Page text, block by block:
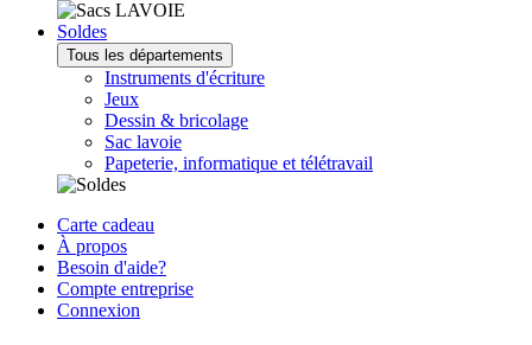
Soldes
Tous les départements
Instruments d'écriture
Jeux
Dessin & bricolage
Sac lavoie
Papeterie, informatique et télétravail
Carte cadeau
À propos
Besoin d'aide?
Compte entreprise
Connexion